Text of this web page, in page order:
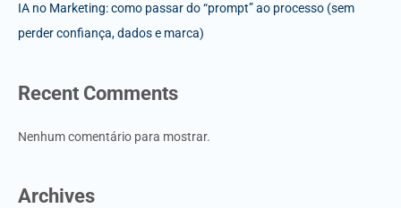
IA no Marketing: como passar do “prompt” ao processo (sem
perder confiança, dados e marca)
Recent Comments
Nenhum comentário para mostrar.
Archives